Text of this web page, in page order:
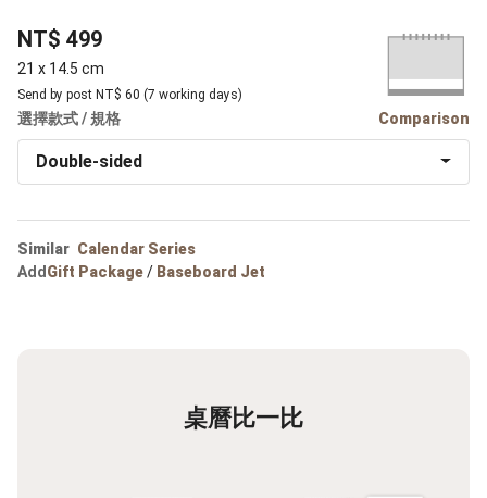
NT$ 499
21 x 14.5 cm
Send by post NT$ 60 (7 working days)
選擇款式 / 規格 Comparison
Double-sided
Similar Calendar Series
AddGift Package/ Baseboard Jet
桌曆比一比